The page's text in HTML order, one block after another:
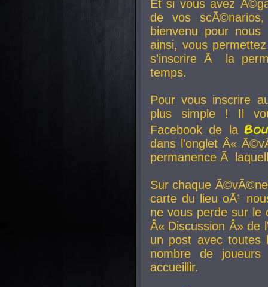
Et si vous avez
de vos
bienvenu pour
ainsi, vous
s'inscrire Ã la
temps.
Pour vous inscrire
plus simple ! Il
Facebook de la
dans l'onglet Â«
permanence Ã
Sur chaque
carte du lieu oÃ¹
ne vous perde sur le
Â« Discussion Â» de
un post avec toutes
nombre de
accueillir.